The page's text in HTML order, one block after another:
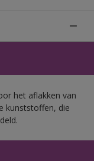
het aflakken van
kunststoffen, die